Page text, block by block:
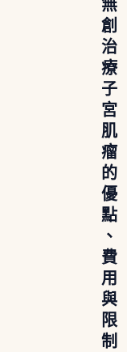
無
創
治
療
子
宮
肌
瘤
的
優
點
、
費
用
與
限
制